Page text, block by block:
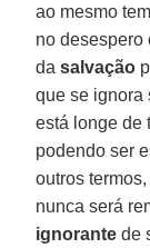
ao mesmo
no desespero
dasalvação
que se ignora
está longe de
podendo ser
outros
nunca será
ignorante de